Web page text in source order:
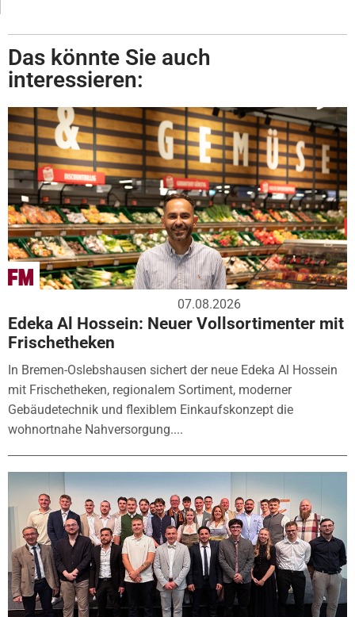
Das könnte Sie auch
interessieren:
07.08.2026
Edeka Al Hossein: Neuer Vollsortimenter mit
Frischetheken
In Bremen-Oslebshausen sichert der neue Edeka Al Hossein
mit Frischetheken, regionalem Sortiment, moderner
Gebäudetechnik und flexiblem Einkaufskonzept die
wohnortnahe Nahversorgung....